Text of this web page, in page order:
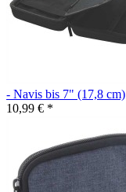
- Navis bis 7" (17,8 cm)
10,99 € *